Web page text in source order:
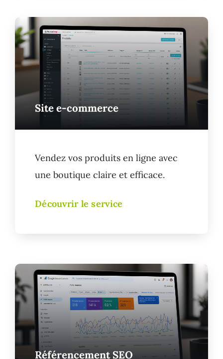
Site e-commerce
Vendez vos produits en ligne avec
une boutique claire et efficace.
Découvrir le service
Référencement SEO